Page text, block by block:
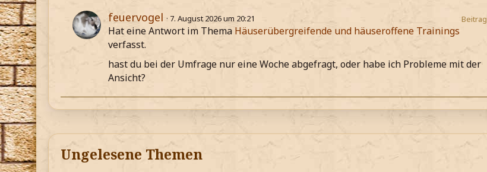
feuervogel 7. August 2026 um 20:21
Hat eine Antwort im Thema Häuserübergreifende und häuseroffene Trainings
verfasst.
Beitrag
hast du bei der Umfrage nur eine Woche abgefragt, oder habe ich Probleme mit der
Ansicht?
Ungelesene Themen